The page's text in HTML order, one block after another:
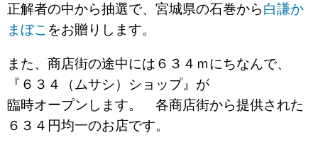
正解者の中から抽選で、宮城県の石巻から白謙か
まぼこ をお贈りします。
また、商店街の途中には６３４ｍにちなんで、
『６３４（ムサシ）ショップ』が
臨時オープンします。 各商店街から提供された
６３４円均一のお店です。